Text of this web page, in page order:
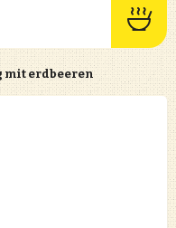
erdbeeren